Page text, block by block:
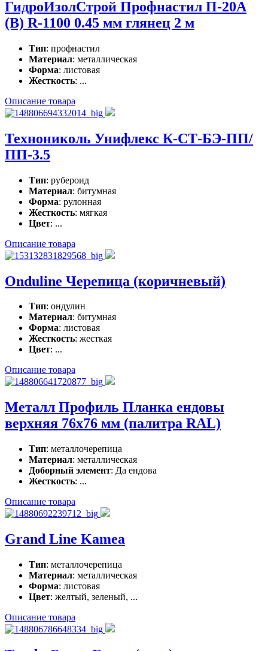
ГидроИзолСтрой Профнастил П-20А
(В) R-1100 0.45 мм глянец 2 м
Тип: профнастил
Материал: металлическая
Форма: листовая
Жесткость: ...
Описание товара
Технониколь Унифлекс К-СТ-БЭ-ПП/
ПП-3.5
Тип: рубероид
Материал: битумная
Форма: рулонная
Жесткость: мягкая
Цвет: ...
Описание товара
Onduline Черепица (коричневый)
Тип: ондулин
Материал: битумная
Форма: листовая
Жесткость: жесткая
Цвет: ...
Описание товара
Металл Профиль Планка ендовы
верхняя 76x76 мм (палитра RAL)
Тип: металлочерепица
Материал: металлическая
Доборный элемент: Да ендова
Жесткость: ...
Описание товара
Grand Line Kamea
Тип: металлочерепица
Материал: металлическая
Форма: листовая
Цвет: желтый, зеленый, ...
Описание товара